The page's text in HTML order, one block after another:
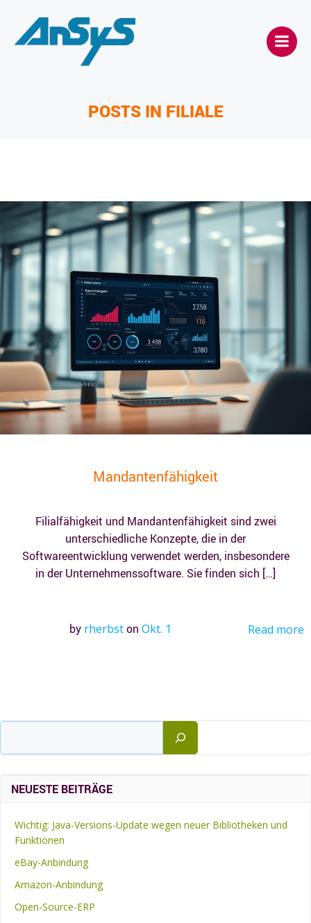
POSTS IN FILIALE
Mandantenfähigkeit
Filialfähigkeit und Mandantenfähigkeit sind zwei
unterschiedliche Konzepte, die in der
Softwareentwicklung verwendet werden, insbesondere
in der Unternehmenssoftware. Sie finden sich […]
by rherbston Okt. 1 Read more
Suchen
NEUESTE BEITRÄGE
Wichtig: Java-Versions-Update wegen neuer Bibliotheken und
Funktionen
eBay-Anbindung
Amazon-Anbindung
Open-Source-ERP